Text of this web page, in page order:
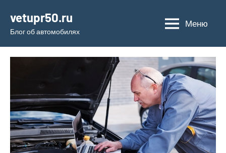
содержимому
vetupr50.ru
Блог об автомобилях
Меню